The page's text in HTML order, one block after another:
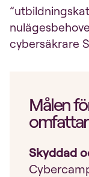
cybersäkrare
Målen
Skyddad